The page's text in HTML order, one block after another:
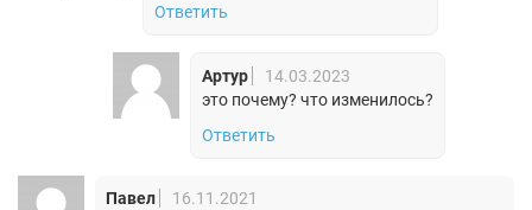
Ответить
Артур
14.03.2023
это почему? что изменилось?
Ответить
Павел 16.11.2021